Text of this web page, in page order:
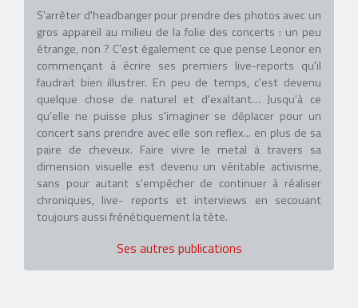
S'arrêter d'headbanger pour prendre des photos avec un
gros appareil au milieu de la folie des concerts : un peu
étrange, non ? C'est également ce que pense Leonor en
commençant à écrire ses premiers live-reports qu'il
faudrait bien illustrer. En peu de temps, c'est devenu
quelque chose de naturel et d'exaltant… Jusqu'à ce
qu’elle ne puisse plus s'imaginer se déplacer pour un
concert sans prendre avec elle son reflex... en plus de sa
paire de cheveux. Faire vivre le metal à travers sa
dimension visuelle est devenu un véritable activisme,
sans pour autant s'empêcher de continuer à réaliser
chroniques, live- reports et interviews en secouant
toujours aussi frénétiquement la tête.
Ses autres publications